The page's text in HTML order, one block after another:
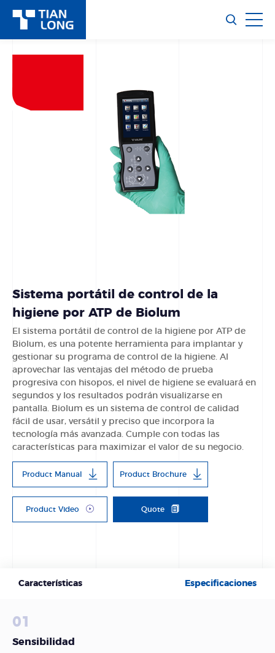
Sistema portátil de control de la
higiene por ATP de Biolum
El sistema portátil de control de la higiene por ATP de
Biolum, es una potente herramienta para implantar y
gestionar su programa de control de la higiene. Al
aprovechar las ventajas del método de prueba
progresiva con hisopos, el nivel de higiene se evaluará en
segundos y los resultados podrán visualizarse en
pantalla. Biolum es un sistema de control de calidad
fácil de usar, versátil y preciso que incorpora la
tecnología más avanzada. Cumple con todas las
características para maximizar el valor de su negocio.
Product Manual Product Brochure
Product Video Quote
Características Especificaciones
01
Sensibilidad